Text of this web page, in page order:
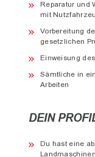
Reparatur und
mit
Vorbereitung
gesetzlichen
Einweisung
Sämtliche in
Arbeiten
DEIN
Du hast eine